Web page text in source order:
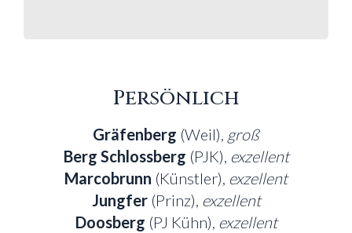
Persönlich
Gräfenberg (Weil), groß
Berg Schlossberg (PJK), exzellent
Marcobrunn (Künstler), exzellent
Jungfer(Prinz), exzellent
Doosberg (PJ Kühn), exzellent